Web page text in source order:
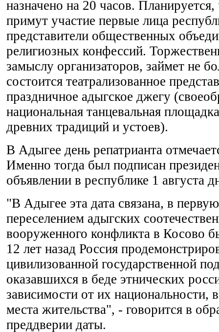
назначено на 20 часов.
примут участие первые лица
представители общественных
религиозных конфессий.
замыслу организаторов, займет не
состоится театрализованное
праздничное адыгское джегу
национальная танцевальная
древних традиций и устоев).
В Адыгее день репатрианта
Именно тогда был подписан
объявлении в республике 1 августа
"В Адыгее эта дата связана, в
переселением адыгских
вооруженного конфликта в Косово
12 лет назад Россия
цивилизованной государственной
оказавшихся в беде этнических
зависимости от их национальности,
места жительства", - говорится в
преддверии даты.